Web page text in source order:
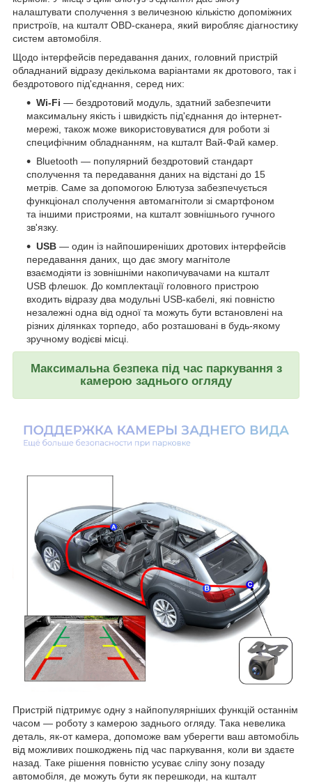
налаштувати сполучення з величезною кількістю допоміжних
пристроїв, на кшталт OBD-сканера, який виробляє діагностику
систем автомобіля.
Щодо інтерфейсів передавання даних, головний пристрій
обладнаний відразу декількома варіантами як дротового, так і
бездротового під'єднання, серед них:
Wi-Fi — бездротовий модуль, здатний забезпечити
максимальну якість і швидкість під'єднання до інтернет-
мережі, також може використовуватися для роботи зі
специфічним обладнанням, на кшталт Вай-Фай камер.
Bluetooth — популярний бездротовий стандарт
сполучення та передавання даних на відстані до 15
метрів. Саме за допомогою Блютуза забезпечується
функціонал сполучення автомагнітоли зі смартфоном
та іншими пристроями, на кшталт зовнішнього гучного
зв'язку.
USB — один із найпоширеніших дротових інтерфейсів
передавання даних, що дає змогу магнітоле
взаємодіяти із зовнішніми накопичувачами на кшталт
USB флешок. До комплектації головного пристрою
входить відразу два модульні USB-кабелі, які повністю
незалежні одна від одної та можуть бути встановлені на
різних ділянках торпедо, або розташовані в будь-якому
зручному водієві місці.
Максимальна безпека під час паркування з
камерою заднього огляду
Пристрій підтримує одну з найпопулярніших функцій останнім
часом — роботу з камерою заднього огляду. Така невелика
деталь, як-от камера, допоможе вам уберегти ваш автомобіль
від можливих пошкоджень під час паркування, коли ви здаєте
назад. Таке рішення повністю усуває сліпу зону позаду
автомобіля, де можуть бути як перешкоди, на кшталт